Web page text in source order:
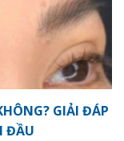
GIẢI ĐÁP
ĐẦU